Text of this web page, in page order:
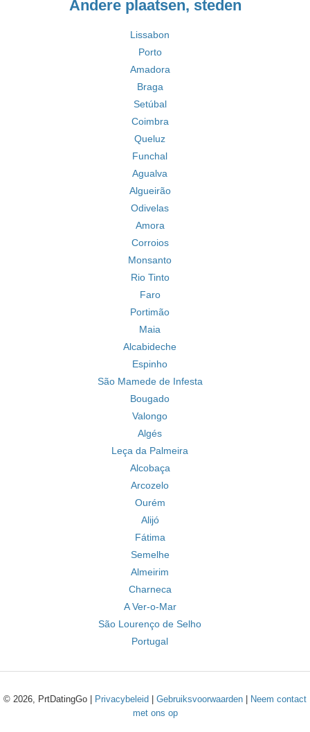
Andere plaatsen, steden
Lissabon
Porto
Amadora
Braga
Setúbal
Coimbra
Queluz
Funchal
Agualva
Algueirão
Odivelas
Amora
Corroios
Monsanto
Rio Tinto
Faro
Portimão
Maia
Alcabideche
Espinho
São Mamede de Infesta
Bougado
Valongo
Algés
Leça da Palmeira
Alcobaça
Arcozelo
Ourém
Alijó
Fátima
Semelhe
Almeirim
Charneca
A Ver-o-Mar
São Lourenço de Selho
Portugal
© 2026, PrtDatingGo | Privacybeleid Gebruiksvoorwaarden
Neem contact
met ons op